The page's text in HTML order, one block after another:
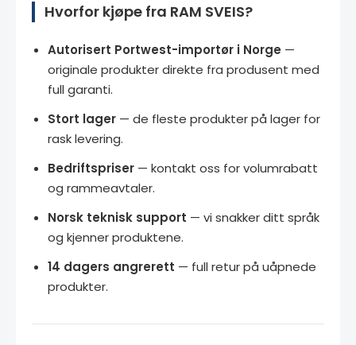
Hvorfor kjøpe fra RAM SVEIS?
Autorisert Portwest-importør i Norge —
originale produkter direkte fra produsent med
full garanti.
Stort lager — de fleste produkter på lager for
rask levering.
Bedriftspriser — kontakt oss for volumrabatt
og rammeavtaler.
Norsk teknisk support — vi snakker ditt språk
og kjenner produktene.
14 dagers angrerett — full retur på uåpnede
produkter.